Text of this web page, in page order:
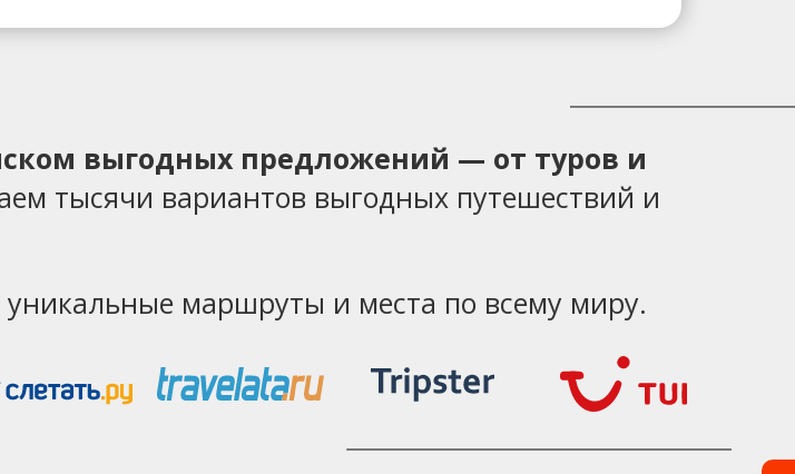
выгодных предложений — от туров и
тысячи вариантов выгодных путешествий и
уникальные маршруты и места по всему миру.